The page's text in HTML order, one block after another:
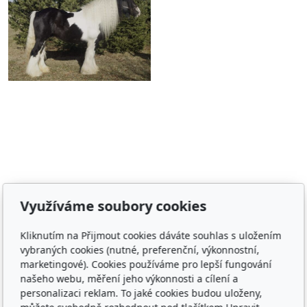
IČ 22852778
Bankovní spojení: 2001874788/2010
Kontakt
Využíváme soubory cookies
Kliknutím na Přijmout cookies dáváte souhlas s uložením
vybraných cookies (nutné, preferenční, výkonnostní,
marketingové). Cookies používáme pro lepší fungování
našeho webu, měření jeho výkonnosti a cílení a
personalizaci reklam. To jaké cookies budou uloženy,